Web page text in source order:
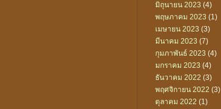
มิถุนายน 2023 (4)
พฤษภาคม 2023 (1)
เมษายน 2023 (3)
มีนาคม 2023 (7)
กุมภาพันธ์ 2023 (4)
มกราคม 2023 (4)
ธันวาคม 2022 (3)
พฤศจิกายน 2022 (3)
ตุลาคม 2022 (1)